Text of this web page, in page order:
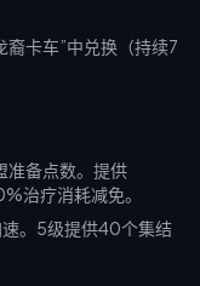
裔卡车”中兑换（持续7
备点数。提供
治疗消耗减免。
。5级提供40个集结